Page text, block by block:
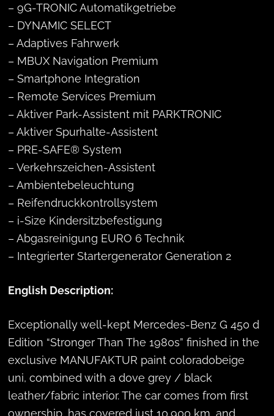
– 9G-TRONIC Automatikgetriebe
– DYNAMIC SELECT
– Adaptives Fahrwerk
– MBUX Navigation Premium
– Smartphone Integration
– Remote Services Premium
– Aktiver Park-Assistent mit PARKTRONIC
– Aktiver Spurhalte-Assistent
– PRE-SAFE® System
– Verkehrszeichen-Assistent
– Ambientebeleuchtung
– Reifendruckkontrollsystem
– i-Size Kindersitzbefestigung
– Abgasreinigung EURO 6 Technik
– Integrierter Startergenerator Generation 2
English Description:
Exceptionally well-kept Mercedes-Benz G 450 d
Edition “Stronger Than The 1980s” finished in the
exclusive MANUFAKTUR paint coloradobeige
uni, combined with a dove grey / black
leather/fabric interior. The car comes from first
ownership, has covered just 10,900 km, and